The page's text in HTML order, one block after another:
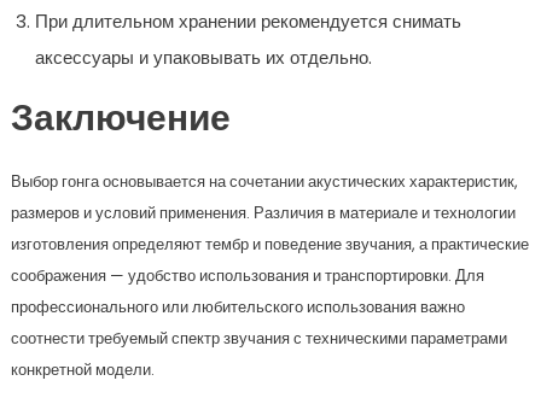
При длительном хранении рекомендуется снимать
аксессуары и упаковывать их отдельно.
Заключение
Выбор гонга основывается на сочетании акустических характеристик,
размеров и условий применения. Различия в материале и технологии
изготовления определяют тембр и поведение звучания, а практические
соображения — удобство использования и транспортировки. Для
профессионального или любительского использования важно
соотнести требуемый спектр звучания с техническими параметрами
конкретной модели.